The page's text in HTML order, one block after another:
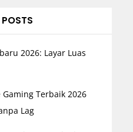
POSTS
2026: Layar Luas
Terbaik 2026
Lag